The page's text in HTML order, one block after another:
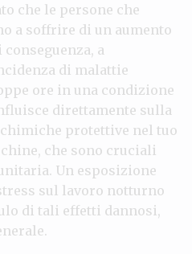
che le persone che
a soffrire di un aumento
a
di malattie
ore in una condizione
direttamente sulla
protettive nel tuo
che sono cruciali
Un esposizione
sul lavoro notturno
di tali effetti dannosi,